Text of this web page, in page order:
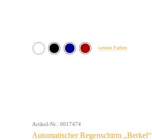
weitere Farben
Artikel-Nr.: 0017474
Automatischer Regenschirm „Berkel“